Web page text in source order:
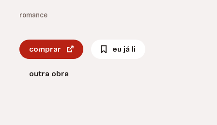
romance
comprar eu já li
outra obra